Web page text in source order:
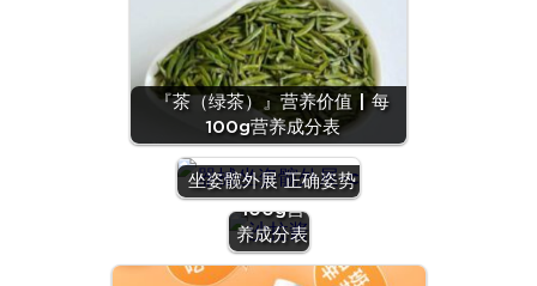
『茶（绿茶）』营养价值 | 每
100g营养成分表
坐姿髋外展 正确姿势
『沙拉
酱』营养
价值 | 每
100g营
养成分表